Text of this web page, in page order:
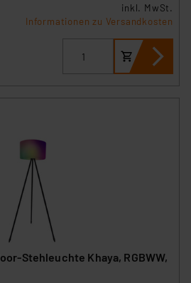
inkl. MwSt.
Informationen zu Versandkosten
Khaya, RGBWW,